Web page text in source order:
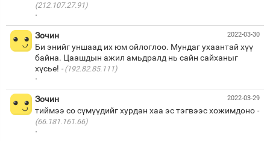
(212.107.27.91)
·
2022-03-30
Зочин
Би энийг уншаад их юм ойлоглоо. Мундаг ухаантай хүү
байна. Цаашдын ажил амьдралд нь сайн сайханыг
хүсье!
(192.82.85.111)
·
2022-03-29
Зочин
тиймээ со сүмүүдийг хурдан хаа эс тэгвээс хожимдоно
(66.181.161.66)
·